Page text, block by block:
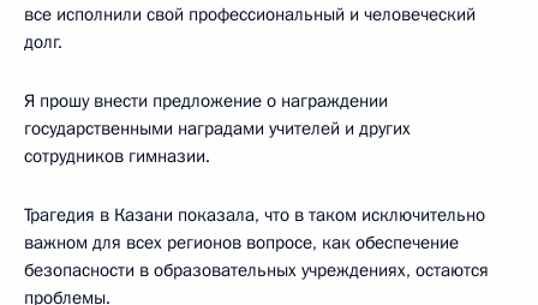
все исполнили свой профессиональный и человеческий
долг.
Я прошу внести предложение о награждении
государственными наградами учителей и других
сотрудников гимназии.
Трагедия в Казани показала, что в таком исключительно
важном для всех регионов вопросе, как обеспечение
безопасности в образовательных учреждениях, остаются
проблемы.